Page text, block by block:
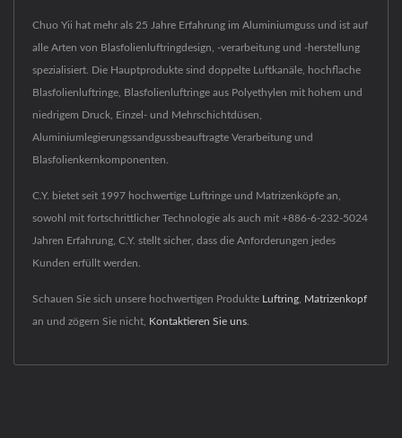
Chuo Yii hat mehr als 25 Jahre Erfahrung im Aluminiumguss und ist auf
alle Arten von Blasfolienluftringdesign, -verarbeitung und -herstellung
spezialisiert. Die Hauptprodukte sind doppelte Luftkanäle, hochflache
Blasfolienluftringe, Blasfolienluftringe aus Polyethylen mit hohem und
niedrigem Druck, Einzel- und Mehrschichtdüsen,
Aluminiumlegierungssandgussbeauftragte Verarbeitung und
Blasfolienkernkomponenten.
C.Y. bietet seit 1997 hochwertige Luftringe und Matrizenköpfe an,
sowohl mit fortschrittlicher Technologie als auch mit +886-6-232-5024
Jahren Erfahrung, C.Y. stellt sicher, dass die Anforderungen jedes
Kunden erfüllt werden.
Schauen Sie sich unsere hochwertigen Produkte Luftring Matrizenkopf
an und zögern Sie nicht, Kontaktieren Sie uns